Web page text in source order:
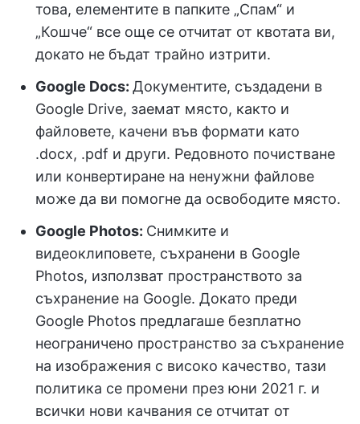
това, елементите в папките „Спам“ и
„Кошче“ все още се отчитат от квотата ви,
докато не бъдат трайно изтрити.
Google Docs: Документите, създадени в
Google Drive, заемат място, както и
файловете, качени във формати като
.docx, .pdf и други. Редовното почистване
или конвертиране на ненужни файлове
може да ви помогне да освободите място.
Google Photos: Снимките и
видеоклиповете, съхранени в Google
Photos, използват пространството за
съхранение на Google. Докато преди
Google Photos предлагаше безплатно
неограничено пространство за съхранение
на изображения с високо качество, тази
политика се промени през юни 2021 г. и
всички нови качвания се отчитат от